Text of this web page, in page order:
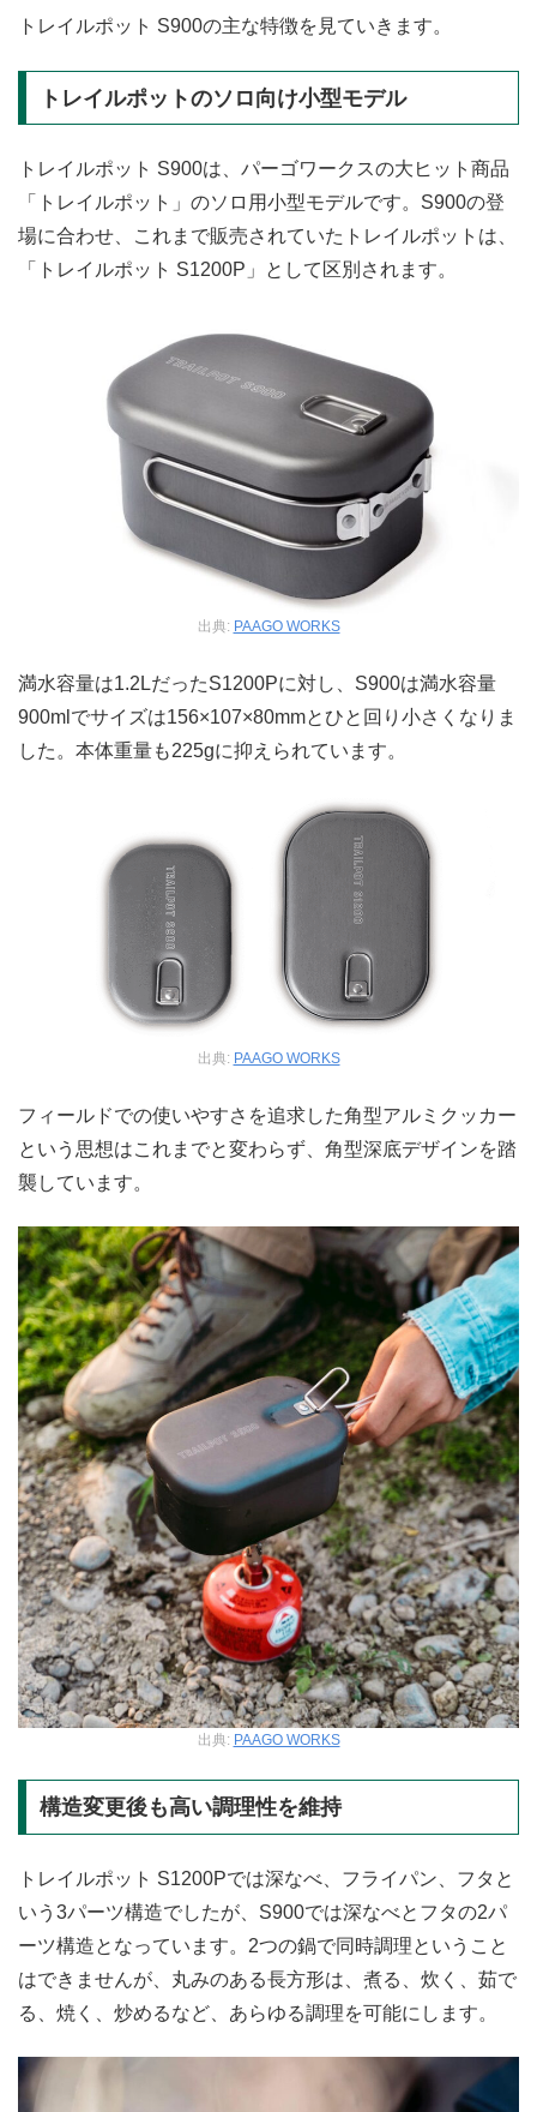
トレイルポット S900の主な特徴を見ていきます。
トレイルポットのソロ向け小型モデル
トレイルポット S900は、パーゴワークスの大ヒット商品
「トレイルポット」のソロ用小型モデルです。S900の登
場に合わせ、これまで販売されていたトレイルポットは、
「トレイルポット S1200P」として区別されます。
出典: PAAGO WORKS
満水容量は1.2LだったS1200Pに対し、S900は満水容量
900mlでサイズは156×107×80mmとひと回り小さくなりま
した。本体重量も225gに抑えられています。
出典: PAAGO WORKS
フィールドでの使いやすさを追求した角型アルミクッカー
という思想はこれまでと変わらず、角型深底デザインを踏
襲しています。
出典: PAAGO WORKS
構造変更後も高い調理性を維持
トレイルポット S1200Pでは深なべ、フライパン、フタと
いう3パーツ構造でしたが、S900では深なべとフタの2パ
ーツ構造となっています。2つの鍋で同時調理ということ
はできませんが、丸みのある長方形は、煮る、炊く、茹で
る、焼く、炒めるなど、あらゆる調理を可能にします。